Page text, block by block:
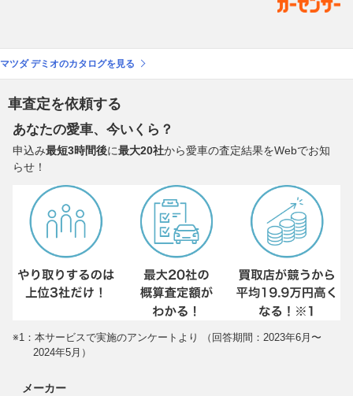
マツダ デミオのカタログを見る
車査定を依頼する
あなたの愛車、今いくら？
申込み最短3時間後に最大20社から愛車の査定結果をWebでお知
らせ！
※1：本サービスで実施のアンケートより （回答期間：2023年6月〜
2024年5月）
メーカー